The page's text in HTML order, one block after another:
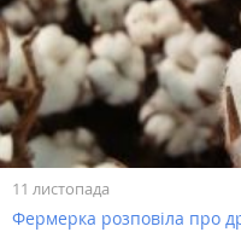
11 листопада
Фермерка розповіла про